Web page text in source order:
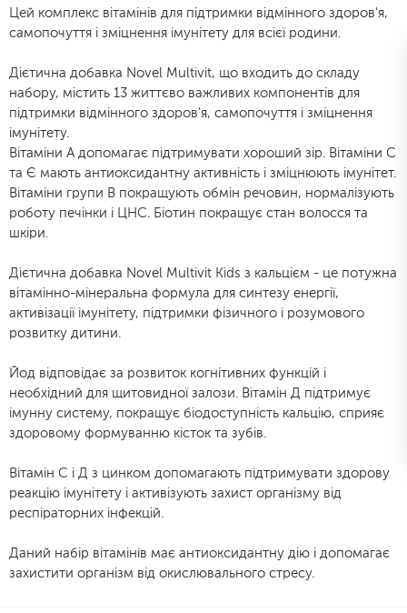
Цей комплекс вітамінів для підтримки відмінного здоров'я,
самопочуття і зміцнення імунітету для всієї родини.
Дієтична добавка Novel Multivit, що входить до складу
набору, містить 13 життєво важливих компонентів для
підтримки відмінного здоров'я, самопочуття і зміцнення
імунітету.
Вітаміни А допомагає підтримувати хороший зір. Вітаміни С
та Є мають антиоксидантну активність і зміцнюють імунітет.
Вітаміни групи В покращують обмін речовин, нормалізують
роботу печінки і ЦНС. Біотин покращує стан волосся та
шкіри.
Дієтична добавка Novel Multivit Kids з кальцієм - це потужна
вітамінно-мінеральна формула для синтезу енергії,
активізації імунітету, підтримки фізичного і розумового
розвитку дитини.
Йод відповідає за розвиток когнітивних функцій і
необхідний для щитовидної залози. Вітамін Д підтримує
імунну систему, покращує біодоступність кальцію, сприяє
здоровому формуванню кісток та зубів.
Вітамін С і Д з цинком допомагають підтримувати здорову
реакцію імунітету і активізують захист організму від
респіраторних інфекцій.
Даний набір вітамінів має антиоксидантну дію і допомагає
захистити організм від окислювального стресу.